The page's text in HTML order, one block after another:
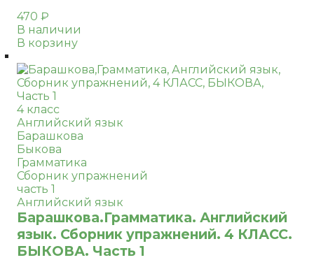
470 ₽
В наличии
В корзину
4 класс
Английский язык
Барашкова
Быкова
Грамматика
Сборник упражнений
часть 1
Английский язык
Барашкова.Грамматика. Английский
язык. Сборник упражнений. 4 КЛАСС.
БЫКОВА. Часть 1